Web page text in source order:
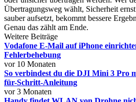
Übertragungsweg wählt, Sicherheit
sauber aufsetzt, bekommt bessere
Genau das zählt am Ende.
Weitere Beiträge
Vodafone E‑Mail auf iPhone
Fehlerbehebung
vor 10 Monaten
So verbindest du die DJI Mini 3 Pro
für-Schritt-Anleitung
vor 3 Monaten